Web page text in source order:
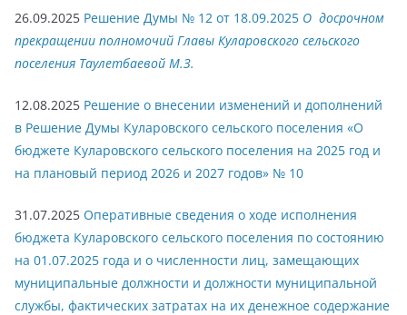
26.09.2025 Решение Думы № 12 от 18.09.2025 О досрочном
прекращении полномочий Главы Куларовского сельского
поселения Таулетбаевой М.З.
12.08.2025 Решение о внесении изменений и дополнений
в Решение Думы Куларовского сельского поселения «О
бюджете Куларовского сельского поселения на 2025 год и
на плановый период 2026 и 2027 годов» № 10
31.07.2025 Оперативные сведения о ходе исполнения
бюджета Куларовского сельского поселения по состоянию
на 01.07.2025 года и о численности лиц, замещающих
муниципальные должности и должности муниципальной
службы, фактических затратах на их денежное содержание